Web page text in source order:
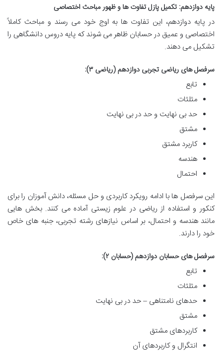
پایه دوازدهم: تکمیل پازل تفاوت ها و ظهور مباحث اختصاصی
در پایه دوازدهم، این تفاوت ها به اوج خود می رسند و مباحث کاملاً
اختصاصی و عمیق در حسابان ظاهر می شوند که پایه دروس دانشگاهی را
تشکیل می دهند.
سرفصل های ریاضی تجربی دوازدهم (ریاضی ۳):
تابع
مثلثات
حد بی نهایت و حد در بی نهایت
مشتق
کاربرد مشتق
هندسه
احتمال
این سرفصل ها با ادامه رویکرد کاربردی و حل مسئله، دانش آموزان را برای
کنکور و استفاده از ریاضی در علوم زیستی آماده می کنند. بخش هایی
مانند هندسه و احتمال، بر اساس نیازهای رشته تجربی، جنبه های خاص
خود را دارند.
سرفصل های حسابان دوازدهم (حسابان ۲):
تابع
مثلثات
حدهای نامتناهی – حد در بی نهایت
مشتق
کاربردهای مشتق
انتگرال و کاربردهای آن